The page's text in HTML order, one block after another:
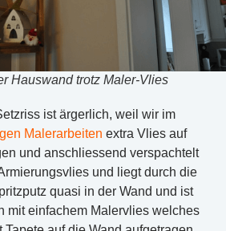
Hauswand trotz Maler-Vlies
ist ärgerlich, weil wir im
Malerarbeiten extra Vlies auf
und anschliessend verspachtelt
und liegt durch die
quasi in der Wand und ist
mit einfachem Malervlies welches